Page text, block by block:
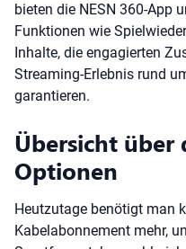
bieten die NESN 360-App
Funktionen wie
Inhalte, die engagierten
Streaming-Erlebnis rund
garantieren.
Übersicht über
Optionen
Heutzutage benötigt man
Kabelabonnement mehr,